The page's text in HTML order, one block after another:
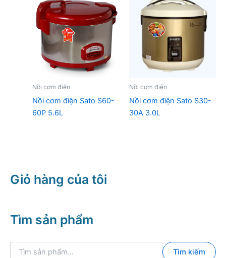
453.000 ₫.
Nồi cơm điện
Nồi cơm điện Sato S60-
60P 5.6L
Nồi cơm điện
Nồi cơm điện Sato S30-
30A 3.0L
Giỏ hàng của tôi
Tìm sản phẩm
Tìm kiếm